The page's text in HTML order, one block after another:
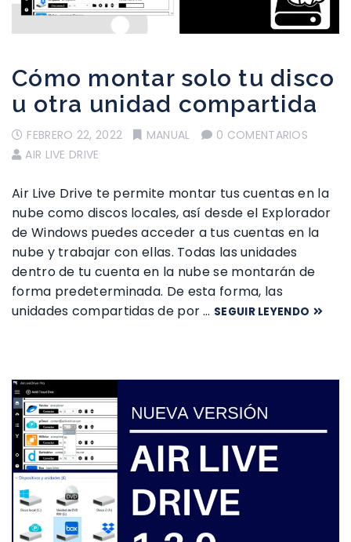
Cómo montar solo tu disco
u otra unidad compartida
FEBRERO 22, 2022 MANUAL
0 COMENTARIOS
AIR LIVE DRIVE
Air Live Drive te permite montar tus cuentas en la
nube como discos locales, así desde el Explorador
de Windows puedes acceder a tus cuentas en la
nube y trabajar con ellas. Todas las unidades
dentro de tu cuenta en la nube se montarán de
forma predeterminada. De esta forma, las
unidades compartidas de por … SEGUIR LEYENDO